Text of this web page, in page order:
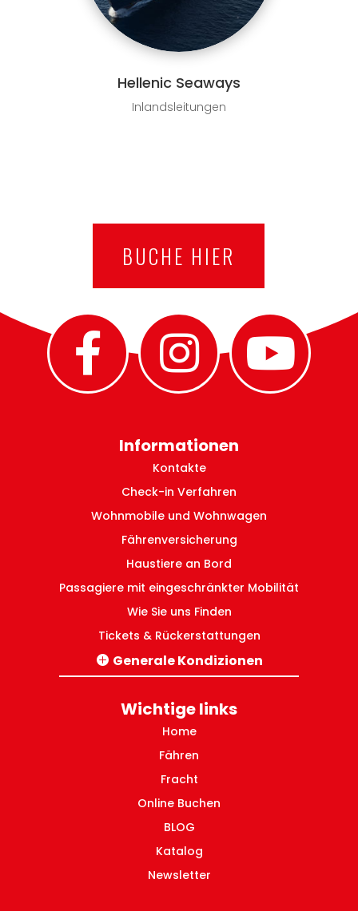
Hellenic Seaways
Inlandsleitungen
BUCHE HIER
Informationen
Kontakte
Check-in Verfahren
Wohnmobile und Wohnwagen
Fährenversicherung
Haustiere an Bord
Passagiere mit eingeschränkter Mobilität
Wie Sie uns Finden
Tickets & Rückerstattungen
Generale Kondizionen
Innergriechische Inlandsverbindungen
Wichtige links
Home
Fähren
Fracht
Online Buchen
BLOG
Katalog
Newsletter